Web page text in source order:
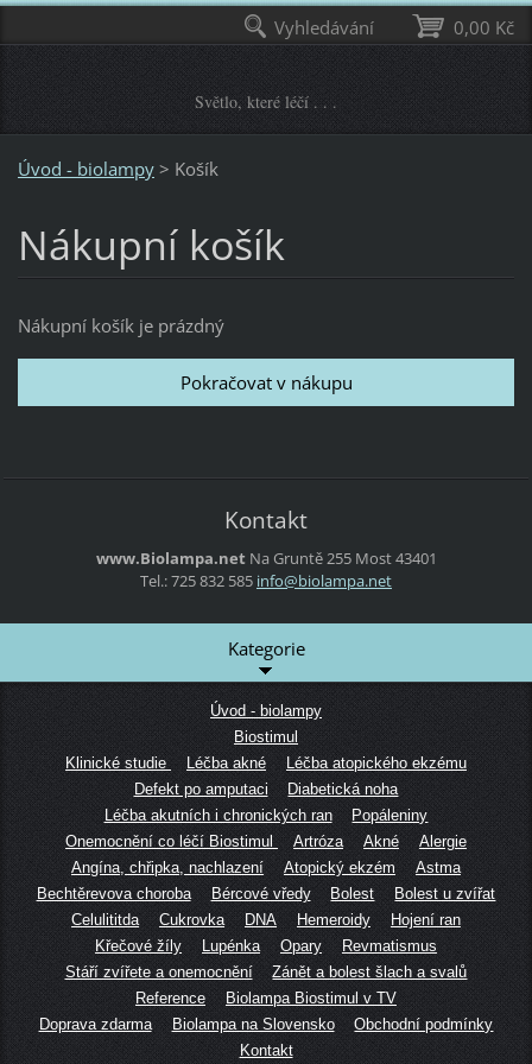
Světlo, které léčí . . .
Úvod - biolampy > Košík
Nákupní košík
Nákupní košík je prázdný
Kontakt
www.Biolampa.net Na Gruntě 255Most43401
Tel.: 725 832 585 info@biolampa.net
Kategorie
Úvod - biolampy
Biostimul
Klinické studie
Léčba akné
Léčba atopického ekzému
Defekt po amputaci
Diabetická noha
Léčba akutních i chronických ran
Popáleniny
Onemocnění co léčí Biostimul
Artróza Akné
Alergie
Angína, chřipka, nachlazení
Atopický ekzém
Astma
Bechtěrevova choroba
Bércové vředy Bolest
Bolest u zvířat
Celulititda
Cukrovka DNA Hemeroidy
Hojení ran
Křečové žíly
Lupénka Opary
Revmatismus
Stáří zvířete a onemocnění
Zánět a bolest šlach a svalů
Reference
Biolampa Biostimul v TV
Doprava zdarma
Biolampa na Slovensko
Obchodní podmínky
Kontakt
0,00 Kč
Vyhledávání